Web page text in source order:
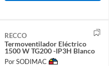
RECCO
Termoventilador Eléctrico
1500 W TG200 -IP3H Blanco
Por SODIMAC